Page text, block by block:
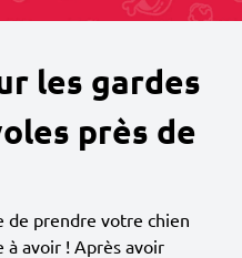
les gardes
près de
de prendre votre chien
à avoir ! Après avoir